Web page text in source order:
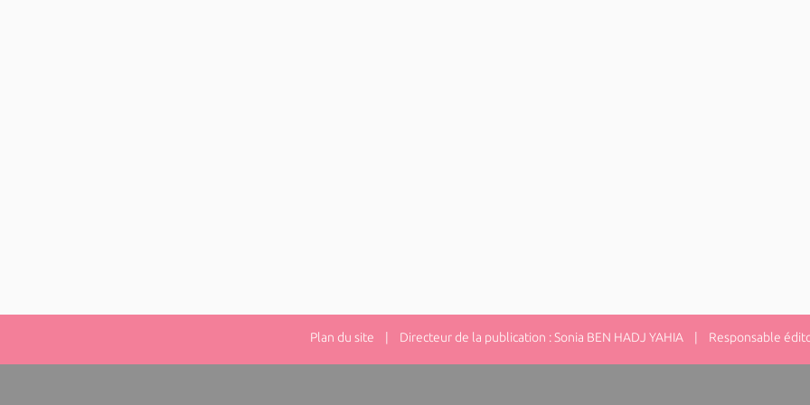
Plan du site | Directeur de la publication : Sonia BEN HADJ YAHIA | Responsable